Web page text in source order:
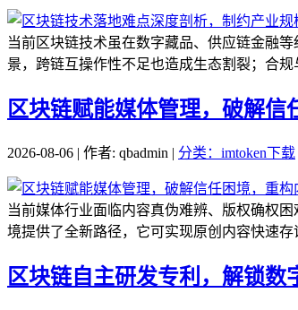
当前区块链技术虽在数字藏品、供应链金融
景，跨链互操作性不足也造成生态割裂；合
区块链赋能媒体管理，破解信
2026-08-06 | 作者: qbadmin | 分类：imtoken下载
当前媒体行业面临内容真伪难辨、版权确权
境提供了全新路径，它可实现原创内容快速
区块链自主研发专利，解锁数